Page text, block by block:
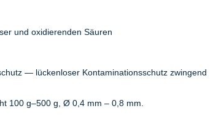
und oxidierenden Säuren
— lückenloser Kontaminationsschutz zwingend
100 g–500 g, Ø 0,4 mm – 0,8 mm.